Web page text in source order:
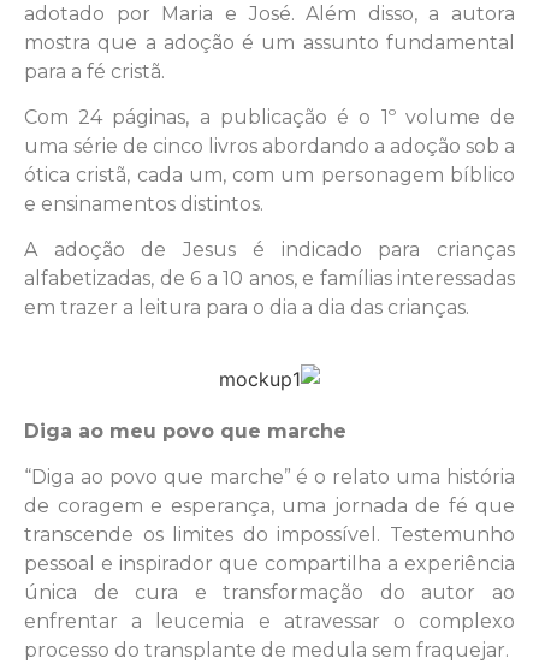
adotado por Maria e José. Além disso, a autora
mostra que a adoção é um assunto fundamental
para a fé cristã.
Com 24 páginas, a publicação é o 1º volume de
uma série de cinco livros abordando a adoção sob a
ótica cristã, cada um, com um personagem bíblico
e ensinamentos distintos.
A adoção de Jesus é indicado para crianças
alfabetizadas, de 6 a 10 anos, e famílias interessadas
em trazer a leitura para o dia a dia das crianças.
Diga ao meu povo que marche
“Diga ao povo que marche” é o relato uma história
de coragem e esperança, uma jornada de fé que
transcende os limites do impossível. Testemunho
pessoal e inspirador que compartilha a experiência
única de cura e transformação do autor ao
enfrentar a leucemia e atravessar o complexo
processo do transplante de medula sem fraquejar.